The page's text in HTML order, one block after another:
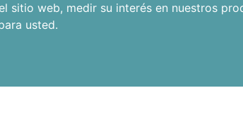
sitio web, medir su interés en nuestros
usted.